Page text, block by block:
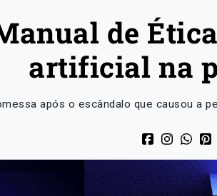
de
artificial na
após o escândalo que causou a